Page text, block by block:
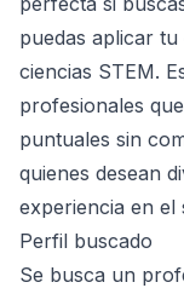
puedas aplicar
ciencias STEM.
profesionales
puntuales sin
quienes desean
experiencia en
Perfil buscado
Se busca un